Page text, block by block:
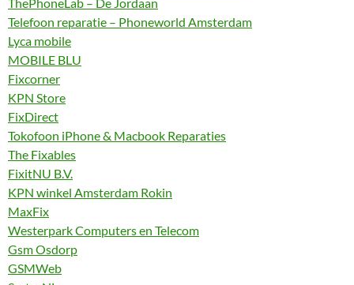
Telefoon reparatie – Phoneworld Amsterdam
Lyca mobile
MOBILE BLU
Fixcorner
KPN Store
FixDirect
Tokofoon iPhone & Macbook Reparaties
The Fixables
FixitNU B.V.
KPN winkel Amsterdam Rokin
MaxFix
Westerpark Computers en Telecom
Gsm Osdorp
GSMWeb